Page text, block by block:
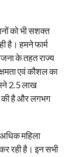
को भी सशक्त
है। हमने फार्म
के तहत राज्य
एवं कौशल का
2.5 लाख
की है और लगभग
महिला
रही है। इन सभी